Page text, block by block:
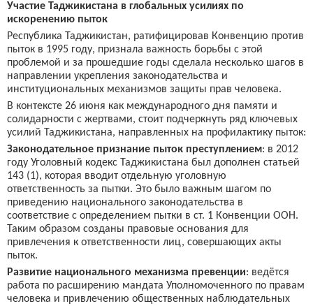
Участие Таджикистана в глобальных усилиях по
искоренению пыток
Республика Таджикистан, ратифицировав Конвенцию против
пыток в 1995 году, признала важность борьбы с этой
проблемой и за прошедшие годы сделала несколько шагов в
направлении укрепления законодательства и
институциональных механизмов защиты прав человека.
В контексте 26 июня как международного дня памяти и
солидарности с жертвами, стоит подчеркнуть ряд ключевых
усилий Таджикистана, направленных на профилактику пыток:
Законодательное признание пыток преступлением: в 2012
году Уголовный кодекс Таджикистана был дополнен статьей
143 (1), которая вводит отдельную уголовную
ответственность за пытки. Это было важным шагом по
приведению национального законодательства в
соответствие с определением пытки в ст. 1 Конвенции ООН.
Таким образом созданы правовые основания для
привлечения к ответственности лиц, совершающих акты
пыток.
Развитие национального механизма превенции: ведётся
работа по расширению мандата Уполномоченного по правам
человека и привлечению общественных наблюдательных